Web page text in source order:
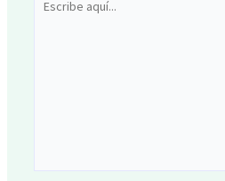
aquí...